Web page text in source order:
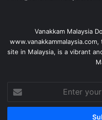
Vanakkam Malaysia
site in Malaysia, is a vibrant
your
Email